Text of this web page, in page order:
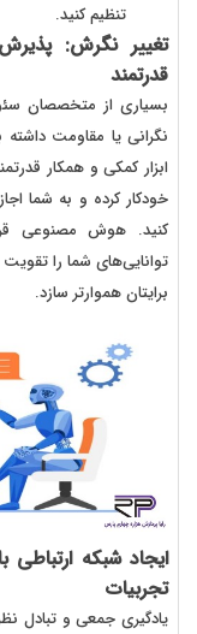
تنظیم کنید.
تغییر نگرش:
قدرتمند
بسیاری از متخصصان
ابزار کمکی و همکار
خودکار کرده و به شما
کنید. هوش مصنوعی
توانایی‌های شما را
برایتان هموارتر سازد.
ایجاد شبکه
تجربیات
یادگیری جمعی و تبادل